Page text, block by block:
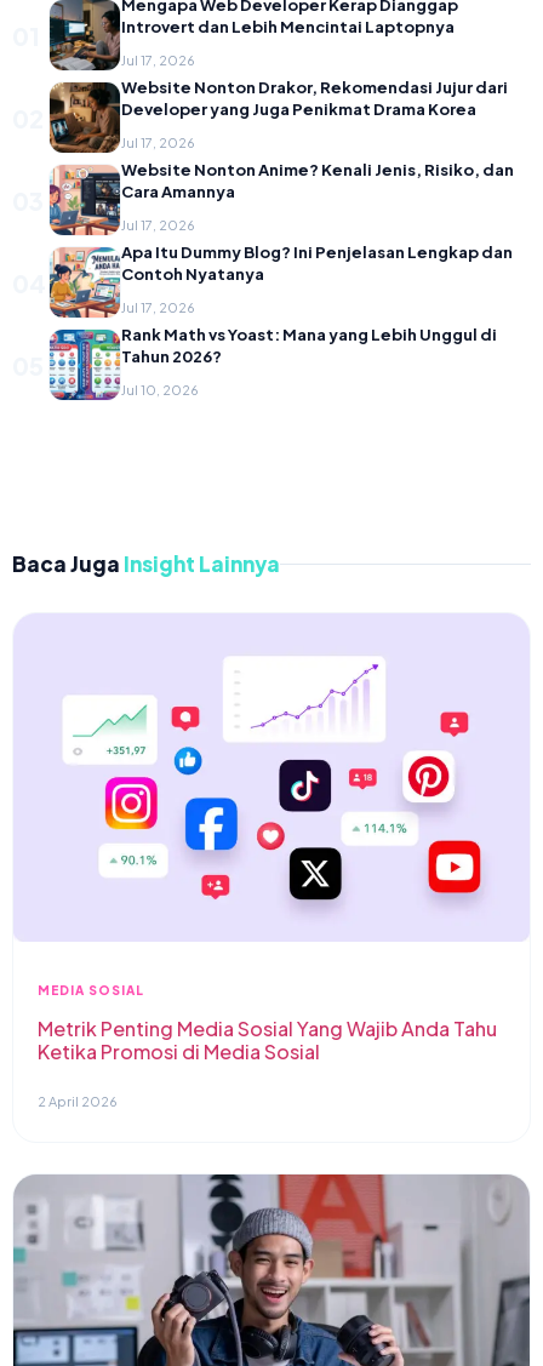
Mengapa Web Developer Kerap Dianggap
Introvert dan Lebih Mencintai Laptopnya
Jul 17, 2026
Website Nonton Drakor, Rekomendasi Jujur dari
Developer yang Juga Penikmat Drama Korea
Jul 17, 2026
Website Nonton Anime? Kenali Jenis, Risiko, dan
Cara Amannya
Jul 17, 2026
Apa Itu Dummy Blog? Ini Penjelasan Lengkap dan
Contoh Nyatanya
Jul 17, 2026
Rank Math vs Yoast: Mana yang Lebih Unggul di
Tahun 2026?
Jul 10, 2026
Baca Juga Insight Lainnya
MEDIA SOSIAL
Metrik Penting Media Sosial Yang Wajib Anda Tahu
Ketika Promosi di Media Sosial
2 April 2026